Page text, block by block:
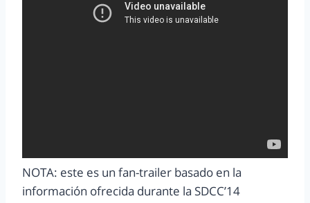
NOTA: este es un fan-trailer basado en la
información ofrecida durante la SDCC’14